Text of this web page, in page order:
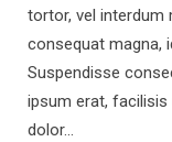
tortor, vel interdum
consequat magna,
Suspendisse
ipsum erat, facilisis
dolor…